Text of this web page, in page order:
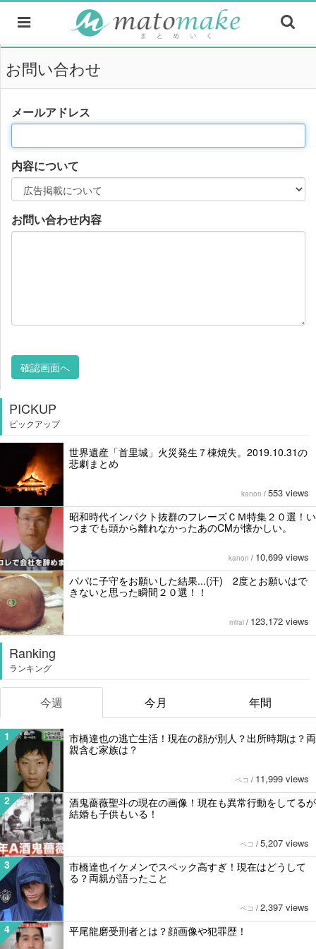
お問い合わせ
メールアドレス
内容について
お問い合わせ内容
PICKUP
ピックアップ
世界遺産「首里城」火災発生７棟焼失。2019.10.31の
悲劇まとめ
kanon / 553 views
昭和時代インパクト抜群のフレーズＣＭ特集２０選！い
つまでも頭から離れなかったあのCMが懐かしい。
kanon / 10,699 views
パパに子守をお願いした結果...(汗) 2度とお願いはで
きないと思った瞬間２０選！！
mirai / 123,172 views
Ranking
ランキング
今週 今月 年間
1
市橋達也の逃亡生活！現在の顔が別人？出所時期は？両
親含む家族は？
ペコ / 11,999 views
2
酒鬼薔薇聖斗の現在の画像！現在も異常行動をしてるが
結婚も子供もいる！
ペコ / 5,207 views
3
市橋達也イケメンでスペック高すぎ！現在はどうして
る？両親が語ったこと
ペコ / 2,397 views
4 平尾龍磨受刑者とは？顔画像や犯罪歴！